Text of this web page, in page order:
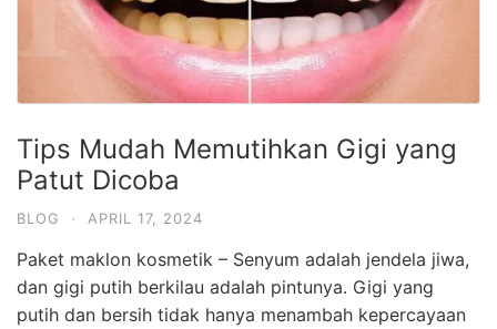
Tips Mudah Memutihkan Gigi yang
Patut Dicoba
BLOG · APRIL 17, 2024
Paket maklon kosmetik – Senyum adalah jendela jiwa,
dan gigi putih berkilau adalah pintunya. Gigi yang
putih dan bersih tidak hanya menambah kepercayaan